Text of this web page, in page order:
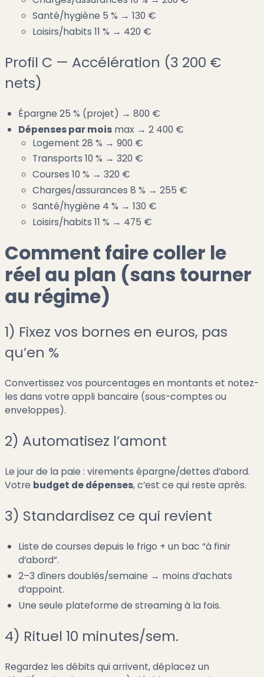
Santé/hygiène 5 % → 130 €
Loisirs/habits 11 % → 420 €
Profil C — Accélération (3 200 €
nets)
Épargne 25 % (projet) → 800 €
Dépenses par mois max → 2 400 €
Logement 28 % → 900 €
Transports 10 % → 320 €
Courses 10 % → 320 €
Charges/assurances 8 % → 255 €
Santé/hygiène 4 % → 130 €
Loisirs/habits 11 % → 475 €
Comment faire coller le
réel au plan (sans tourner
au régime)
1) Fixez vos bornes en euros, pas
qu’en %
Convertissez vos pourcentages en montants et notez-
les dans votre appli bancaire (sous-comptes ou
enveloppes).
2) Automatisez l’amont
Le jour de la paie : virements épargne/dettes d’abord.
Votre budget de dépenses, c’est ce qui reste après.
3) Standardisez ce qui revient
Liste de courses depuis le frigo + un bac “à finir
d’abord”.
2–3 dîners doublés/semaine → moins d’achats
d’appoint.
Une seule plateforme de streaming à la fois.
4) Rituel 10 minutes/sem.
Regardez les débits qui arrivent, déplacez un